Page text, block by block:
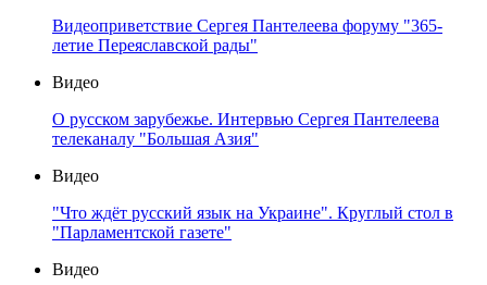
Видеоприветствие Сергея Пантелеева форуму "365-
летие Переяславской рады"
Видео
О русском зарубежье. Интервью Сергея Пантелеева
телеканалу "Большая Азия"
Видео
"Что ждёт русский язык на Украине". Круглый стол в
"Парламентской газете"
Видео